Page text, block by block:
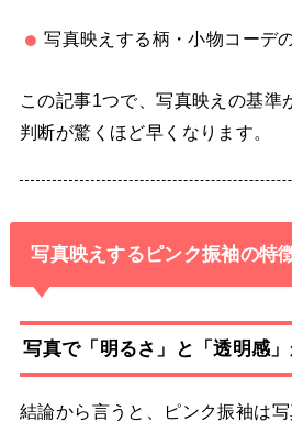
写真映えする柄・小物コーデ
この記事1つで、写真映えの基準
判断が驚くほど早くなります。
写真映えするピンク振袖の特
写真で「明るさ」と「透明感
結論から言うと、ピンク振袖は写